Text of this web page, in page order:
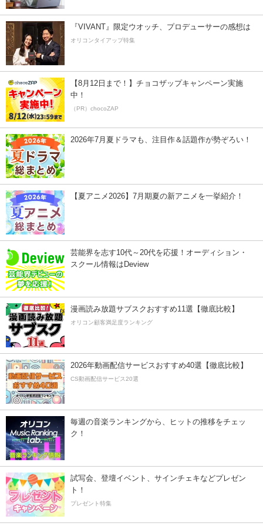
『VIVANT』限定ウオッチ、プロデューサーの感想は
オリコンタイアップ特集
【8月12日まで！】チョコザップキャンペーン実施
中！
（PR）chocoZAP
2026年7月夏ドラマも、注目作＆話題作が勢ぞろい！
【夏アニメ2026】7月期夏の新アニメを一挙紹介！
芸能界を志す10代～20代を応援！オーディション・
スクール情報はDeview
漫画読み放題サブスクおすすめ11選【徹底比較】
オリコン顧客満足度ランキング
2026年動画配信サービスおすすめ40選【徹底比較】
CS動画配信サービス20選
毎週の音楽ランキングから、ヒットの推移をチェッ
ク！
試写会、登壇イベント、サインチェキなどプレゼン
ト！
プレゼント特集